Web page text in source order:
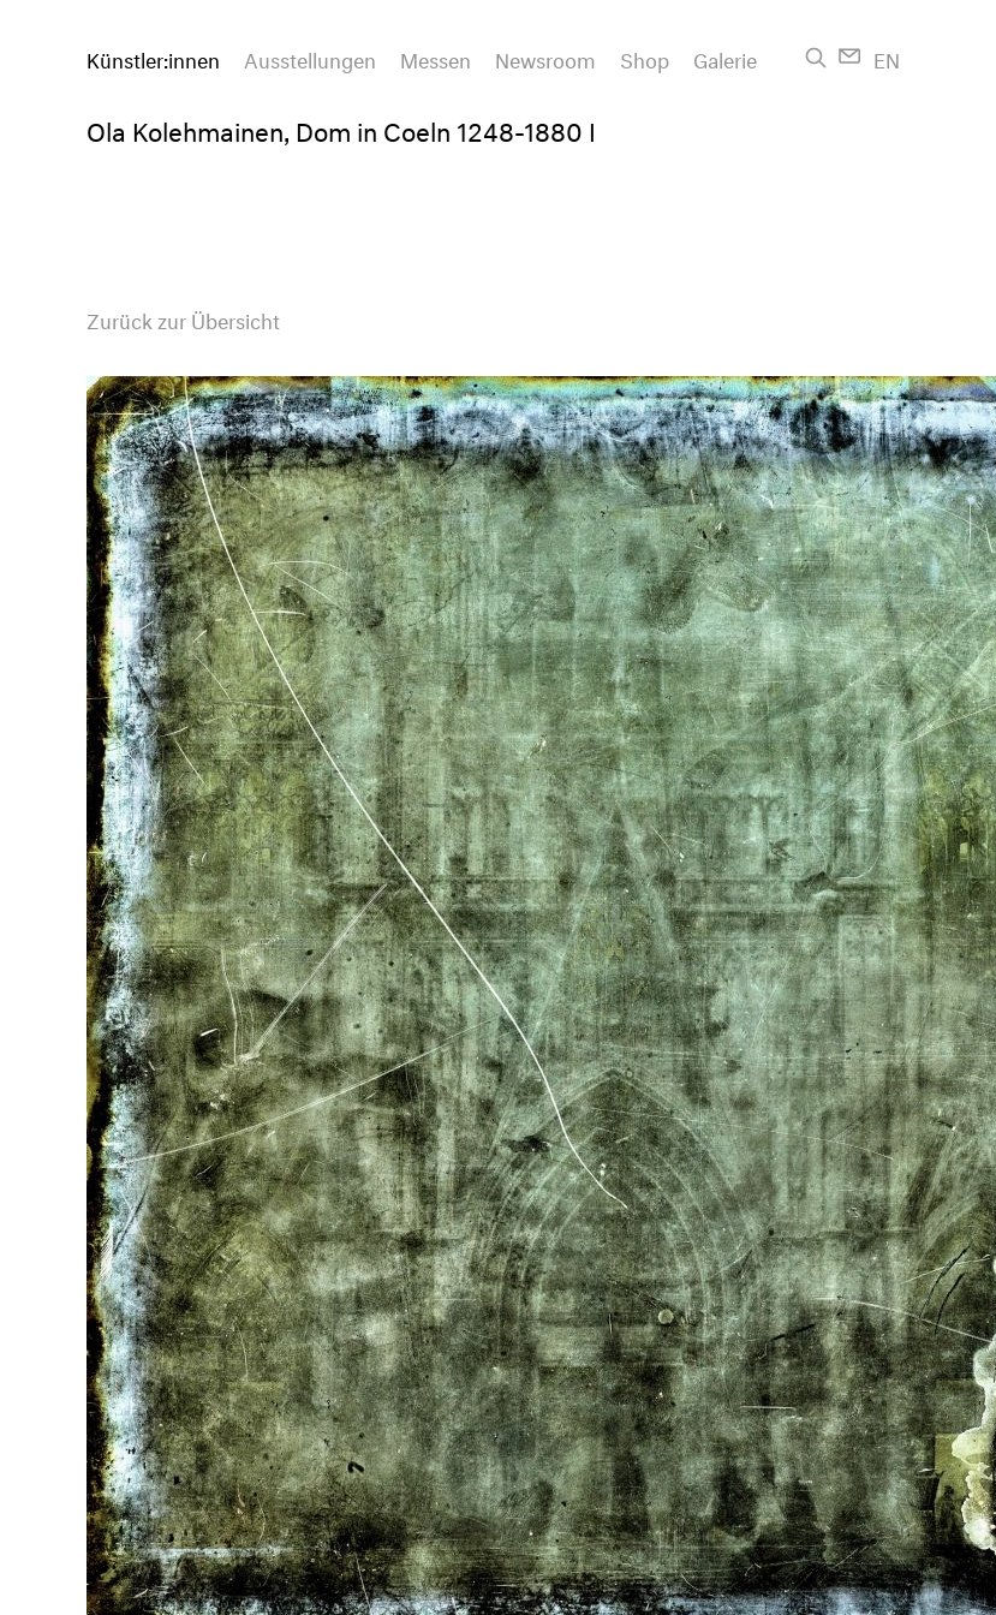
Künstler:innen Ausstellungen Messen Newsroom Shop Galerie EN
Ola Kolehmainen, Dom in Coeln 1248-1880 I
Zurück zur Übersicht